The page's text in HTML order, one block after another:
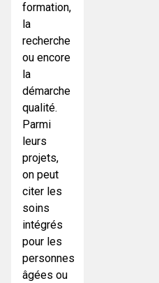
formation,
la
recherche
ou encore
la
démarche
qualité.
Parmi
leurs
projets,
on peut
citer les
soins
intégrés
pour les
personnes
âgées ou